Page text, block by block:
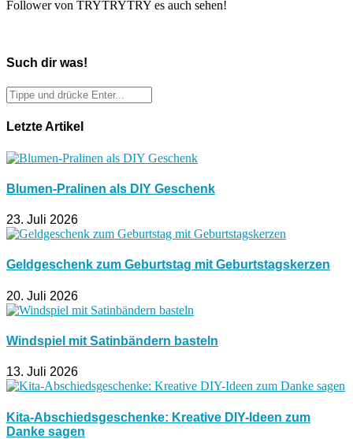
Follower von TRYTRYTRY es auch sehen!
Such dir was!
Letzte Artikel
Blumen-Pralinen als DIY Geschenk
23. Juli 2026
Geldgeschenk zum Geburtstag mit Geburtstagskerzen
20. Juli 2026
Windspiel mit Satinbändern basteln
13. Juli 2026
Kita-Abschiedsgeschenke: Kreative DIY-Ideen zum
Danke sagen